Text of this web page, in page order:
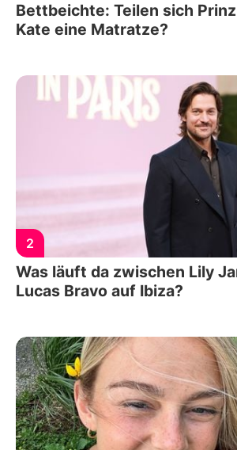
Bettbeichte: Teilen sich
Kate eine Matratze?
2
Was läuft da zwischen Lily
Lucas Bravo auf Ibiza?